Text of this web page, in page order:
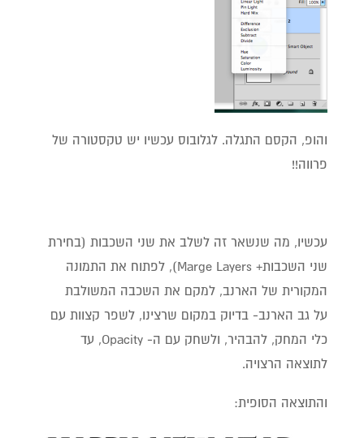
והופ, הקסם התגלה. לגלובוס עכשיו יש טקסטורה של
פרווה!!
עכשיו, מה שנשאר זה לשלב את שני השכבות (בחירת
שני השכבות+ Marge Layers), לפתוח את התמונה
המקורית של הארנב, למקם את השכבה המשולבת
על גב הארנב- בדיוק במקום שרצינו, לשפר קצוות עם
כלי המחק, להבהיר, ולשחק עם ה- Opacity, עד
לתוצאה הרצויה.
והתוצאה הסופית: